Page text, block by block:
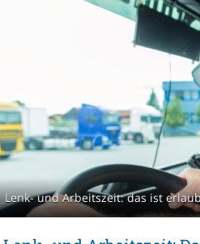
Lenk- und Arbeitszeit: das ist